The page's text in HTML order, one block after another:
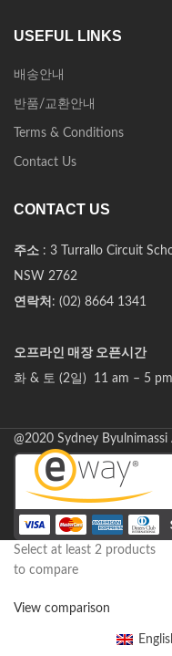
USEFUL LINKS
배송안내
반품/교환안내
Terms & Conditions
Contact Us
CONTACT US
주소 : 3 Turrallo Circuit
NSW 2762
연락처 : (02) 8664 1341
오프라인 매장 오픈시간
화 & 토 (2일) 11 am – 5 pm
@2020 Sydney Byulnimassi
Select at least 2 products
to compare
View comparison